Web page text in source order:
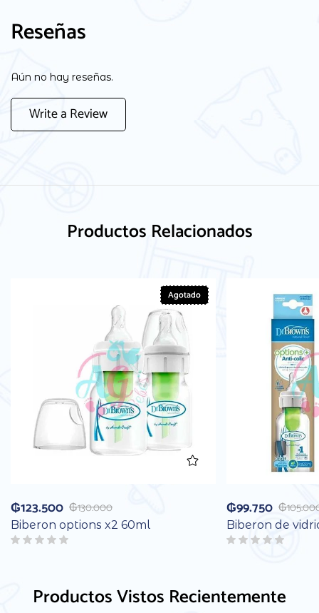
Reseñas
Aún no hay reseñas.
Write a Review
Productos Relacionados
Agotado
₲130.000
₲123.500
Biberon options x2 60ml
₲
₲99.750
Biberon de
Productos Vistos Recientemente